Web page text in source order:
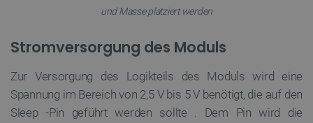
und Masse platziert werden
Stromversorgung des Moduls
Zur Versorgung des Logikteils des Moduls wird eine
Spannung im Bereich von 2,5 V bis 5 V benötigt, die auf den
Sleep-Pin geführt werden sollte . Dem Pin wird die